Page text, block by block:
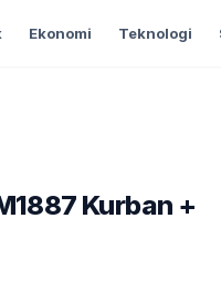
Ekonomi Teknologi
Kurban +